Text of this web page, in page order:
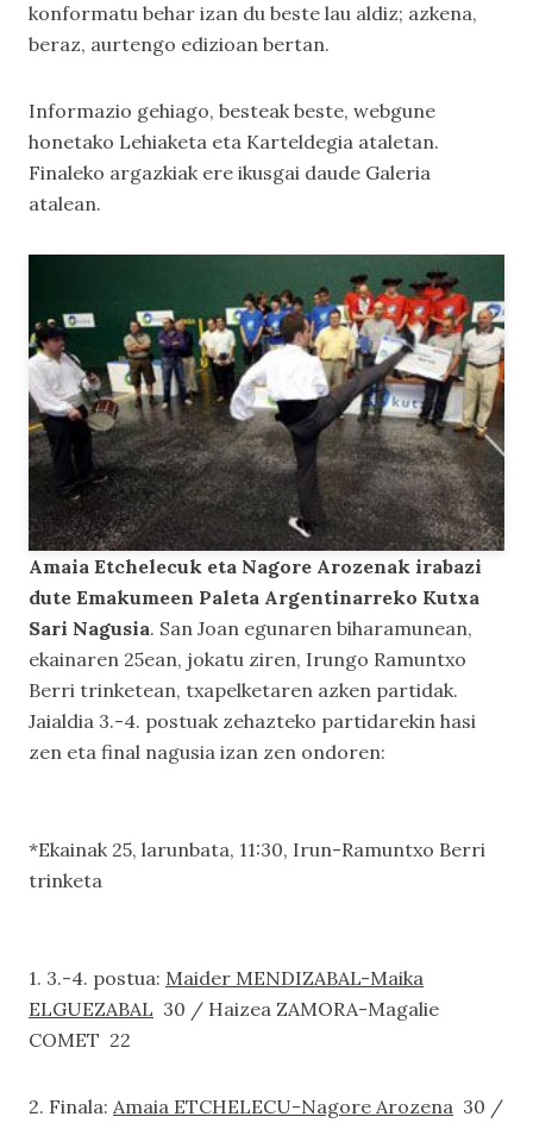
konformatu behar izan du beste lau aldiz; azkena,
beraz, aurtengo edizioan bertan.
Informazio gehiago, besteak beste, webgune
honetako Lehiaketa eta Karteldegia ataletan.
Finaleko argazkiak ere ikusgai daude Galeria
atalean.
Amaia Etchelecuk eta Nagore Arozenak irabazi
dute Emakumeen Paleta Argentinarreko Kutxa
Sari Nagusia. San Joan egunaren biharamunean,
ekainaren 25ean, jokatu ziren, Irungo Ramuntxo
Berri trinketean, txapelketaren azken partidak.
Jaialdia 3.-4. postuak zehazteko partidarekin hasi
zen eta final nagusia izan zen ondoren:
*Ekainak 25, larunbata, 11:30, Irun-Ramuntxo Berri
trinketa
1. 3.-4. postua: Maider MENDIZABAL-Maika
ELGUEZABAL 30 / Haizea ZAMORA-Magalie
COMET 22
2. Finala: Amaia ETCHELECU-Nagore Arozena 30 /